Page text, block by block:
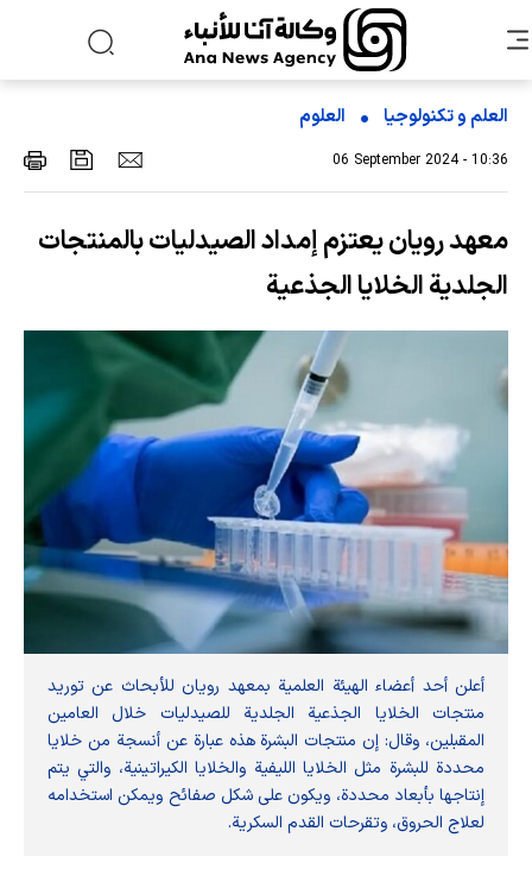
العلم و تکنولوجیا العلوم
06 September 2024 - 10:36
معهد رويان يعتزم إمداد الصيدليات بالمنتجات
الجلدية الخلايا الجذعية
أعلن أحد أعضاء الهيئة العلمية بمعهد رويان للأبحاث عن توريد
منتجات الخلايا الجذعية الجلدية للصيدليات خلال العامين
المقبلين، وقال: إن منتجات البشرة هذه عبارة عن أنسجة من خلايا
محددة للبشرة مثل الخلايا الليفية والخلايا الكيراتينية، والتي يتم
إنتاجها بأبعاد محددة، ويكون على شكل صفائح ويمكن استخدامه
لعلاج الحروق، وتقرحات القدم السكرية.